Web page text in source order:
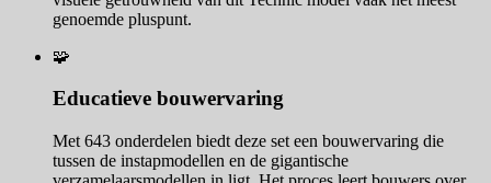
genoemde pluspunt.
🧩
Educatieve bouwervaring
Met 643 onderdelen biedt deze set een bouwervaring die
tussen de instapmodellen en de gigantische